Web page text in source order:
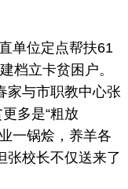
单位定点帮扶61
档立卡贫困户。
家与市职教中心张
多是“粗放
一锅烩，养羊各
张校长不仅送来了